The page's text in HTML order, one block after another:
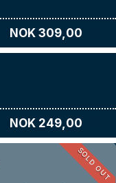
NOK 309,00
NOK 249,00
SOLD OUT